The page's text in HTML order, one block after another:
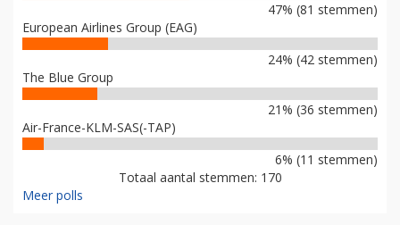
47% (81 stemmen)
European Airlines Group (EAG)
24% (42 stemmen)
The Blue Group
21% (36 stemmen)
Air-France-KLM-SAS(-TAP)
6% (11 stemmen)
Totaal aantal stemmen: 170
Meer polls